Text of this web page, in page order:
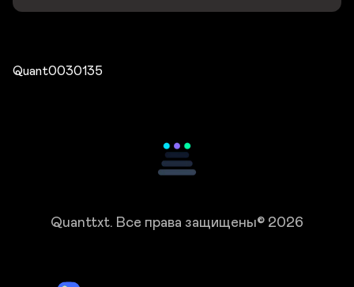
Quant0030135
Quanttxt. Все права защищены© 2026